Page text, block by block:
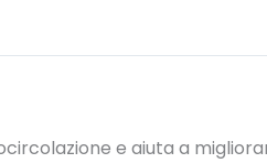
e aiuta a